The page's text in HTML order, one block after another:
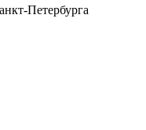
Петербурга